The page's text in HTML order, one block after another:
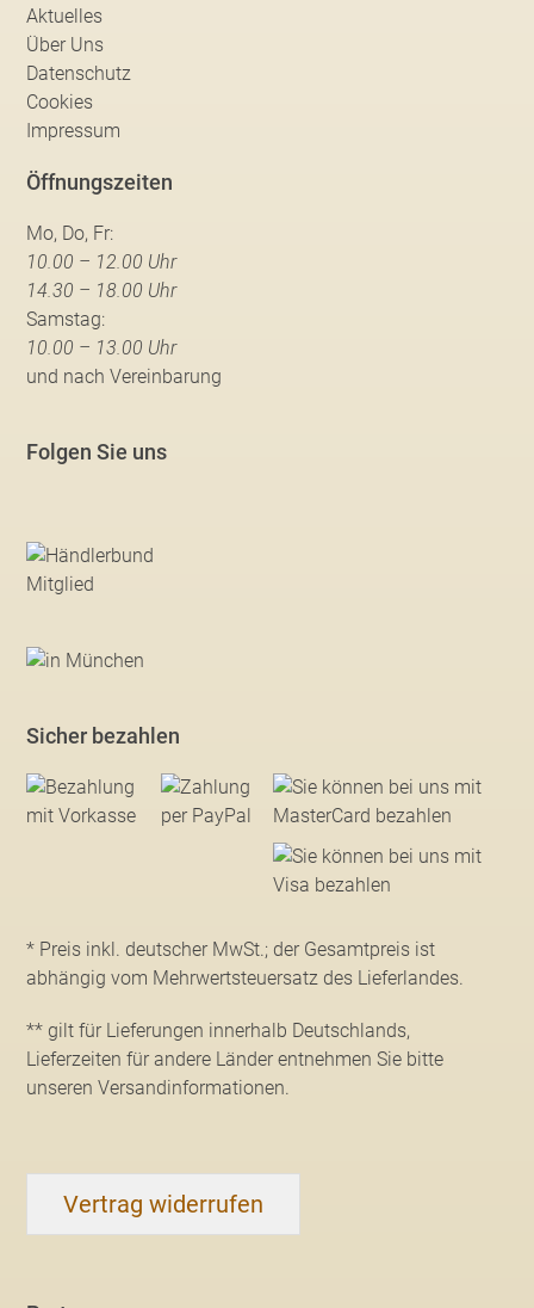
Aktuelles
Über Uns
Datenschutz
Cookies
Impressum
Öffnungszeiten
Mo, Do, Fr:
10.00 – 12.00 Uhr
14.30 – 18.00 Uhr
Samstag:
10.00 – 13.00 Uhr
und nach Vereinbarung
Folgen Sie uns
Sicher bezahlen
* Preis inkl. deutscher MwSt.; der Gesamtpreis ist
abhängig vom Mehrwertsteuersatz des Lieferlandes.
** gilt für Lieferungen innerhalb Deutschlands,
Lieferzeiten für andere Länder entnehmen Sie bitte
unseren Versandinformationen.
Vertrag widerrufen